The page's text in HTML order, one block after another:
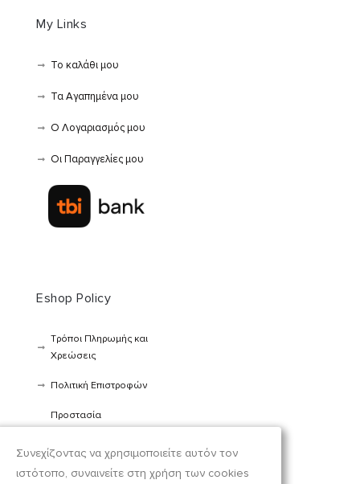
My Links
Το καλάθι μου
Τα Αγαπημένα μου
Ο Λογαριασμός μου
Οι Παραγγελίες μου
Eshop Policy
Τρόποι Πληρωμής και
Χρεώσεις
Πολιτική Επιστροφών
Προστασία
δεδομένων
Όροι Χρήσης
Συνεχίζοντας να χρησιμοποιείτε αυτόν τον
ιστότοπο, συναινείτε στη χρήση των cookies